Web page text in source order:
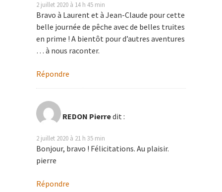
2 juillet 2020 à 14 h 45 min
Bravo à Laurent et à Jean-Claude pour cette
belle journée de pêche avec de belles truites
en prime ! A bientôt pour d’autres aventures
… à nous raconter.
Répondre
REDON Pierredit :
2 juillet 2020 à 21 h 35 min
Bonjour, bravo ! Félicitations. Au plaisir.
pierre
Répondre